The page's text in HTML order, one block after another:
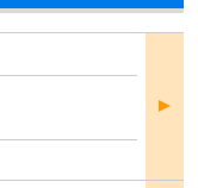
部屋
詳細